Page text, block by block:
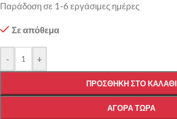
Παράδοση σε 1-6 εργάσιμες ημέρες
Σε απόθεμα
- +
ΠΡΟΣΘΉΚΗ ΣΤΟ ΚΑΛΆΘΙ
ΑΓΟΡΆ ΤΏΡΑ